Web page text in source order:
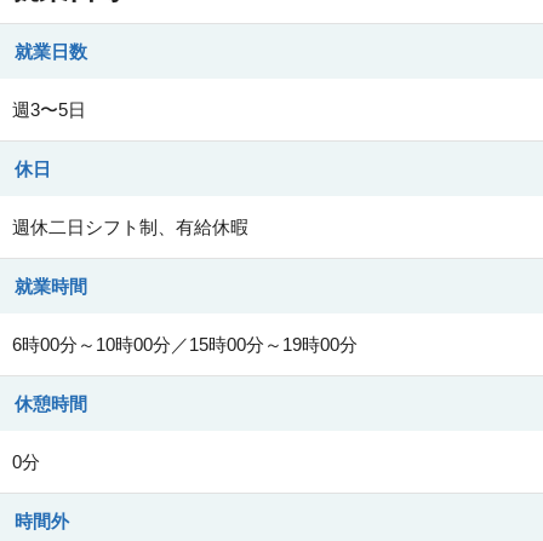
就業日数
週3〜5日
休日
週休二日シフト制、有給休暇
就業時間
6時00分～10時00分／15時00分～19時00分
休憩時間
0分
時間外